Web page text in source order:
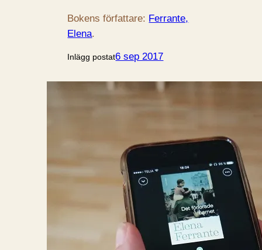
Bokens författare: Ferrante,
Elena.
Inlägg postat6 sep 2017